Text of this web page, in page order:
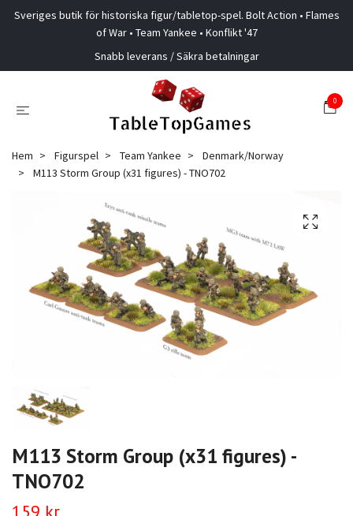
Sveriges butik för historiska figur/tabletop-spel. Bolt Action • Flames
of War • Team Yankee • Konflikt '47
Snabb leverans / Säkra betalningar
0
Hem Figurspel Team Yankee
Denmark/Norway
M113 Storm Group (x31 figures) - TNO702
M113 Storm Group (x31 figures) -
TNO702
159 kr